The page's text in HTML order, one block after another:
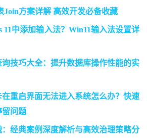
Join方案详解 高效开发必备收藏
11中添加输入法？Win11输入法设置详
技巧大全：提升数据库操作性能的实
重启界面无法进入系统怎么办？快速
留问题
经典案例深度解析与高效治理策略分